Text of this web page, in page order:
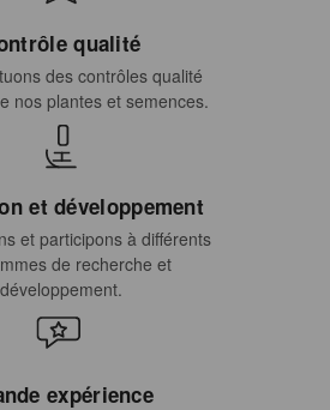
qualité
des contrôles qualité
nos plantes et semences.
et développement
et participons à différents
de recherche et
développement.
expérience